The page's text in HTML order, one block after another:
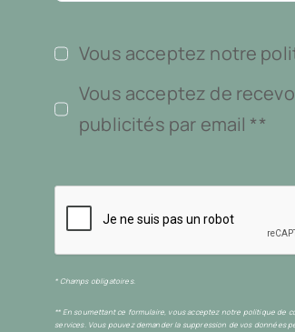
Vous acceptez notre
Vous acceptez de
publicités par email **
* Champs obligatoires.
** En soumettant ce formulaire, vous acceptez notre politique
services. Vous pouvez demander la suppression de vos données